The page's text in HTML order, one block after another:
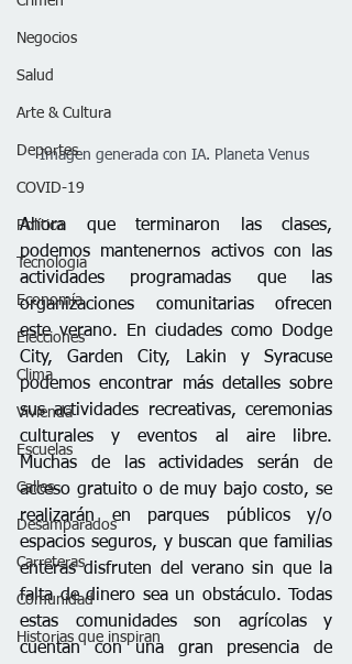
Negocios
Salud
Arte & Cultura
Deportes
COVID-19
Política
Tecnología
Economía
Elecciones
Clima
Vivienda
Escuelas
Calles
Desamparados
Carreteras
Comunidad
Historias que inspiran
Imagen generada con IA. Planeta Venus
Ahora que terminaron las clases,
podemos mantenernos activos con las
actividades programadas que las
organizaciones comunitarias ofrecen
este verano. En ciudades como Dodge
City, Garden City, Lakin y Syracuse
podemos encontrar más detalles sobre
sus actividades recreativas, ceremonias
culturales y eventos al aire libre.
Muchas de las actividades serán de
acceso gratuito o de muy bajo costo, se
realizarán en parques públicos y/o
espacios seguros, y buscan que familias
enteras disfruten del verano sin que la
falta de dinero sea un obstáculo. Todas
estas comunidades son agrícolas y
cuentan con una gran presencia de